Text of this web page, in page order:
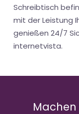
Schreibtisch
mit der Leistung
genießen 24/7
internetvista.
Machen